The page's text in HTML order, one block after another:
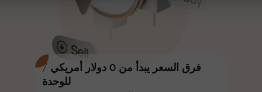
فرق السعر يبدأ من 0 دولار أمريكي /
للوحدة
تتشارك سرعة المسار وسرعة التداول
نفس القيم. يُضفي أليش لوبرايس
عناصر الحماس والانضباط على عالم
التداول، ويعمل كشريك يُلهم العملاء
لتحقيق أهداف طموحة.
مكافأة تصل إلى 1000 ضعف - أكبر